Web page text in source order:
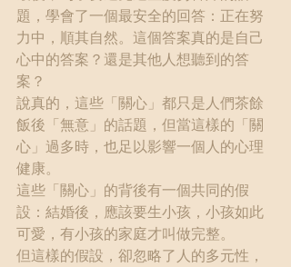
題，學會了一個最安全的回答：正在努
力中，順其自然。這個答案真的是自己
心中的答案？還是其他人想聽到的答
案？
說真的，這些「關心」都只是人們茶餘
飯後「無意」的話題，但當這樣的「關
心」過多時，也足以影響一個人的心理
健康。
這些「關心」的背後有一個共同的假
設：結婚後，應該要生小孩，小孩如此
可愛，有小孩的家庭才叫做完整。
但這樣的假設，卻忽略了人的多元性，